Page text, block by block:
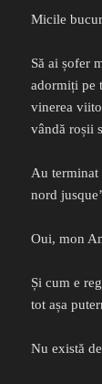
Micile
Să ai șofer
adormiți pe
vinerea
vândă roșii
Au terminat
nord
Oui, mon
Și cum e
tot așa
Nu există